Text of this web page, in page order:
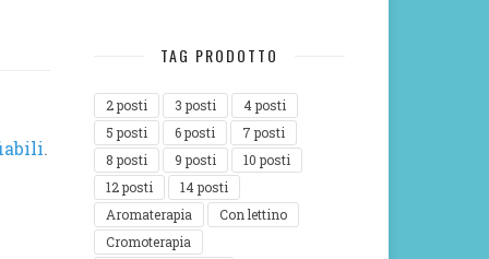
.
TAG PRODOTTO
2 posti 3 posti
4 posti
5 posti
6 posti
7 posti
8 posti
9 posti
10 posti
12 posti
14 posti
Aromaterapia
Con lettino
Cromoterapia